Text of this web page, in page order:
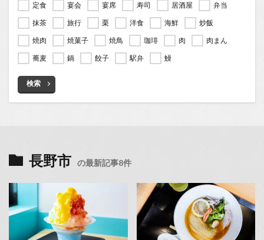
定食
宴会 宴席 寿司 居酒屋
弁当
抹茶
旅行 栗 洋食 海鮮
炒飯
焼肉
焼菓子 焼鳥 珈琲 肉
肉まん
蕎麦
鍋 餃子 駅弁 鰻
検索
長野市 の最新記事8件